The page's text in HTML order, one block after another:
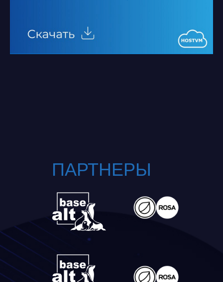
ПАРТНЕРЫ